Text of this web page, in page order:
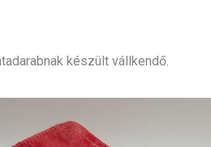
készült vállkendő.